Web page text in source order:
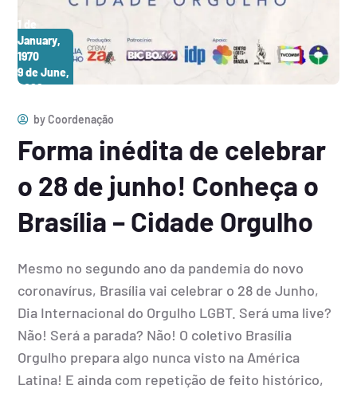
1 de
January,
1970
9 de June,
2026
byCoordenação
Forma inédita de celebrar
o 28 de junho! Conheça o
Brasília – Cidade Orgulho
Mesmo no segundo ano da pandemia do novo
coronavírus, Brasília vai celebrar o 28 de Junho,
Dia Internacional do Orgulho LGBT. Será uma live?
Não! Será a parada? Não! O coletivo Brasília
Orgulho prepara algo nunca visto na América
Latina! E ainda com repetição de feito histórico,